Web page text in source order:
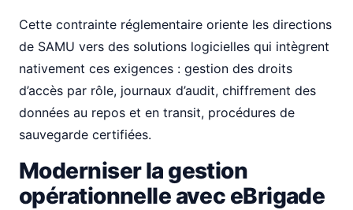
Cette contrainte réglementaire oriente les directions
de SAMU vers des solutions logicielles qui intègrent
nativement ces exigences : gestion des droits
d’accès par rôle, journaux d’audit, chiffrement des
données au repos et en transit, procédures de
sauvegarde certifiées.
Moderniser la gestion
opérationnelle avec eBrigade